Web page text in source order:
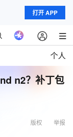
打开 APP
个人
n2？补丁包
举报
版权